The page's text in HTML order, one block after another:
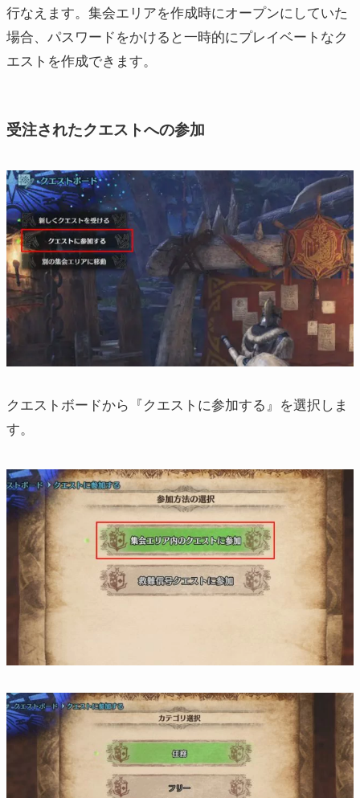
行なえます。集会エリアを作成時にオープンにしていた
場合、パスワードをかけると一時的にプレイベートなク
エストを作成できます。
受注されたクエストへの参加
クエストボードから『クエストに参加する』を選択しま
す。